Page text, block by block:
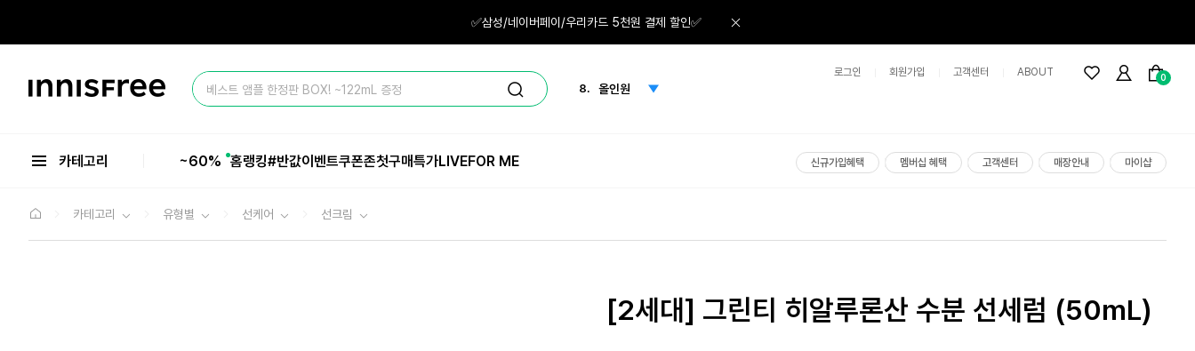
으
✅삼성/네이버페이/우리카드 5천원 결제 할인✅
이
베스트 앰플 한정판 BOX! ~122mL 증정
6. 수분크림
8. 올인원
로그인 회원가입 고객센터 ABOUT 0
카테고리 ~60% 홈랭킹#반값이벤트쿠폰존첫구매특가LIVEFOR ME 신규가입혜택 멤버십 혜택 고객센터 매장안내 마이샵
카테고리 유형별 선케어 선크림
[2세대] 그린티 히알루론산 수분 선세럼 (50mL)